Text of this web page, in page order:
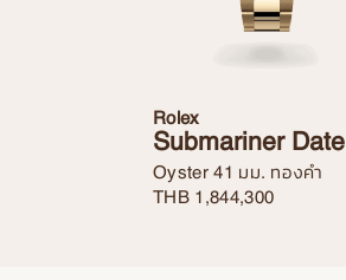
Rolex
Submariner Date
Oyster 41 มม. ทองคำ
THB 1,844,300